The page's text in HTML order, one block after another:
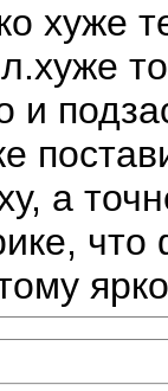
хуже
и
а